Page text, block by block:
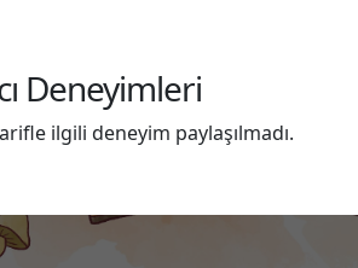
Deneyimleri
ilgili deneyim paylaşılmadı.